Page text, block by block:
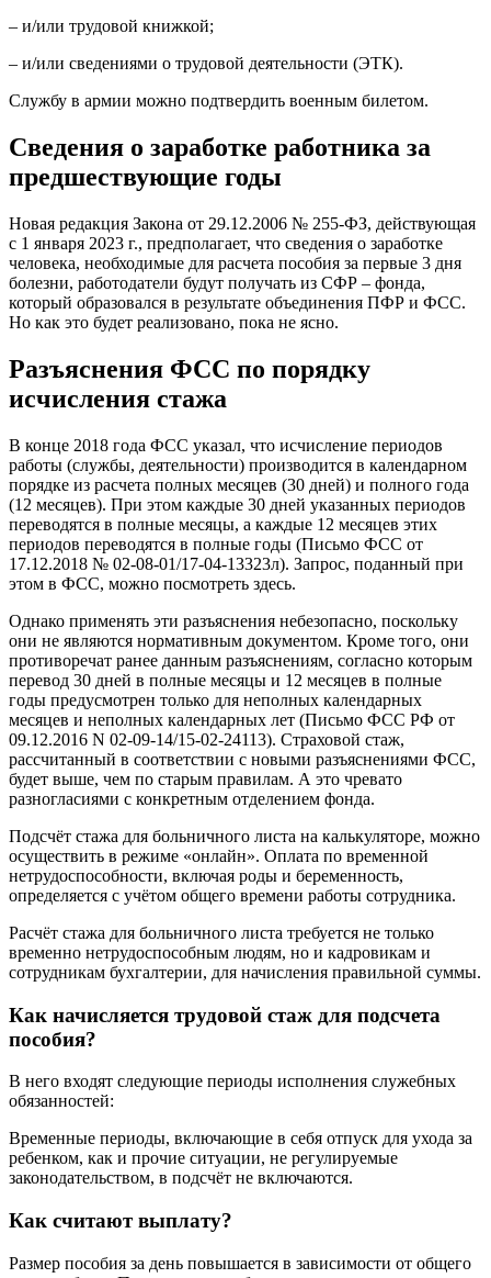
– и/или трудовой книжкой;
– и/или сведениями о трудовой деятельности (ЭТК).
Службу в армии можно подтвердить военным билетом.
Сведения о заработке работника за
предшествующие годы
Новая редакция Закона от 29.12.2006 № 255-ФЗ, действующая
с 1 января 2023 г., предполагает, что сведения о заработке
человека, необходимые для расчета пособия за первые 3 дня
болезни, работодатели будут получать из СФР – фонда,
который образовался в результате объединения ПФР и ФСС.
Но как это будет реализовано, пока не ясно.
Разъяснения ФСС по порядку
исчисления стажа
В конце 2018 года ФСС указал, что исчисление периодов
работы (службы, деятельности) производится в календарном
порядке из расчета полных месяцев (30 дней) и полного года
(12 месяцев). При этом каждые 30 дней указанных периодов
переводятся в полные месяцы, а каждые 12 месяцев этих
периодов переводятся в полные годы (Письмо ФСС от
17.12.2018 № 02-08-01/17-04-13323л). Запрос, поданный при
этом в ФСС, можно посмотреть здесь.
Однако применять эти разъяснения небезопасно, поскольку
они не являются нормативным документом. Кроме того, они
противоречат ранее данным разъяснениям, согласно которым
перевод 30 дней в полные месяцы и 12 месяцев в полные
годы предусмотрен только для неполных календарных
месяцев и неполных календарных лет (Письмо ФСС РФ от
09.12.2016 N 02-09-14/15-02-24113). Страховой стаж,
рассчитанный в соответствии с новыми разъяснениями ФСС,
будет выше, чем по старым правилам. А это чревато
разногласиями с конкретным отделением фонда.
Подсчёт стажа для больничного листа на калькуляторе, можно
осуществить в режиме «онлайн». Оплата по временной
нетрудоспособности, включая роды и беременность,
определяется с учётом общего времени работы сотрудника.
Расчёт стажа для больничного листа требуется не только
временно нетрудоспособным людям, но и кадровикам и
сотрудникам бухгалтерии, для начисления правильной суммы.
Как начисляется трудовой стаж для подсчета
пособия?
В него входят следующие периоды исполнения служебных
обязанностей:
Временные периоды, включающие в себя отпуск для ухода за
ребенком, как и прочие ситуации, не регулируемые
законодательством, в подсчёт не включаются.
Как считают выплату?
Размер пособия за день повышается в зависимости от общего